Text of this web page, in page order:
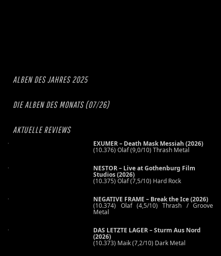
ALBEN DES JAHRES 2025
DIE ALBEN DES MONATS (07/26)
AKTUELLE REVIEWS
EXUMER – Death Mask Messiah (2026)
(10.376) Olaf (9,0/10) Thrash Metal
NESTOR – Live at Gothenburg Film
Studios (2026)
(10.375) Olaf (7,5/10) Hard Rock
NEGATIVE FRAME – Break the Ice (2026)
(10.374) Olaf (4,5/10) Thrash / Groove
Metal
DAS LETZTE LAGER – Sturm Aus Nord
(2026)
(10.373) Maik (7,2/10) Dark Metal